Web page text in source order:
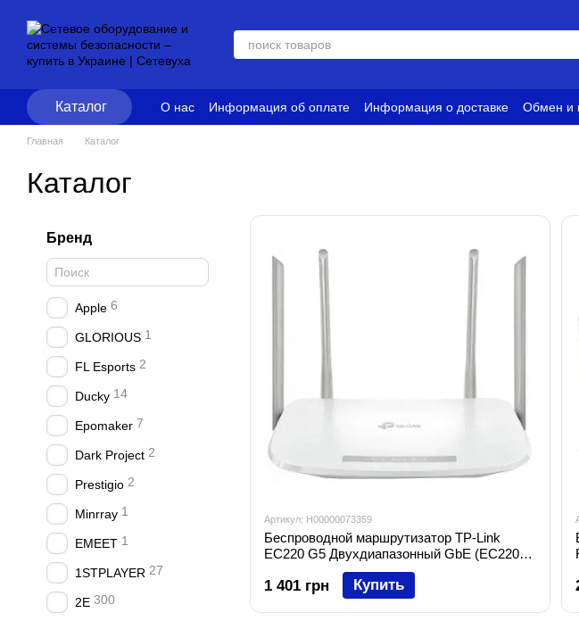
Каталог О нас Информация об оплате Информация о доставке Обмен и
Блог
Политика конфиденциальности Условия использования
Главная Каталог
Каталог
Артикул: H00000073359
Беспроводной маршрутизатор TP-Link
EC220 G5 Двухдиапазонный GbE (EC220-
1 401 грн Купить
Бренд
Apple 6
GLORIOUS 1
FL Esports 2
Ducky 14
Epomaker 7
Dark Project 2
Prestigio 2
Minrray 1
EMEET 1
1STPLAYER 27
2E 300